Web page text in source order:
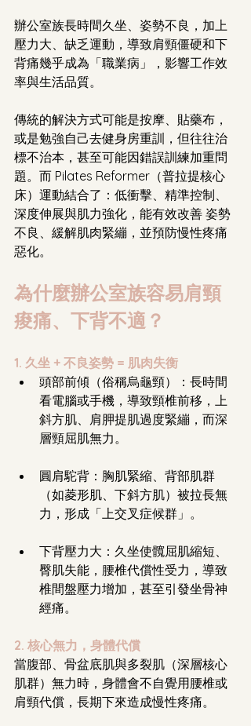
辦公室族長時間久坐、姿勢不良，加上
壓力大、缺乏運動，導致肩頸僵硬和下
背痛幾乎成為「職業病」，影響工作效
率與生活品質。
傳統的解決方式可能是按摩、貼藥布，
或是勉強自己去健身房重訓，但往往治
標不治本，甚至可能因錯誤訓練加重問
題。而 Pilates Reformer（普拉提核心
床）運動結合了：低衝擊、精準控制、
深度伸展與肌力強化，能有效改善 姿勢
不良、緩解肌肉緊繃，並預防慢性疼痛
惡化。
為什麼辦公室族容易肩頸
痠痛、下背不適？
1. 久坐 + 不良姿勢 = 肌肉失衡
頭部前傾（俗稱烏龜頸）：長時間
看電腦或手機，導致頸椎前移，上
斜方肌、肩胛提肌過度緊繃，而深
層頸屈肌無力。
圓肩駝背：胸肌緊縮、背部肌群
（如菱形肌、下斜方肌）被拉長無
力，形成「上交叉症候群」。
下背壓力大：久坐使髖屈肌縮短、
臀肌失能，腰椎代償性受力，導致
椎間盤壓力增加，甚至引發坐骨神
經痛。
2. 核心無力，身體代償
當腹部、骨盆底肌與多裂肌（深層核心
肌群）無力時，身體會不自覺用腰椎或
肩頸代償，長期下來造成慢性疼痛。